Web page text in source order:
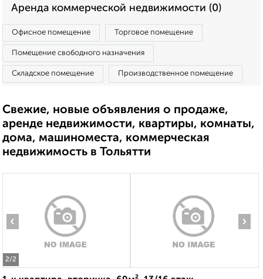
Аренда коммерческой недвижимости (0)
Офисное помещение Торговое помещение
Помещение свободного назначения
Складское помещение Производственное помещение
Свежие, новые объявления о продаже,
аренде недвижимости, квартиры, комнаты,
дома, машиноместа, коммерческая
недвижимость в Тольятти
2/2
‹ ›